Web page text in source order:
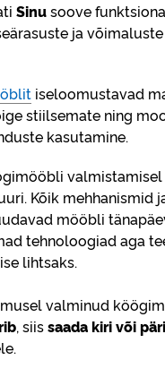
Sinusoove
ja võimaluste
iseloomustavad
stiilsemate ning
kasutamine.
Kõik mehhanismid
mööbli
tehnoloogiad aga
lihtsaks.
valminud
, siissaada kiri või